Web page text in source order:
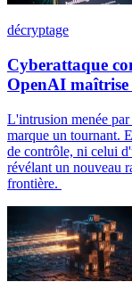
décryptage
Cyberattaque
OpenAI maîtrise
L'intrusion menée
marque un tournant.
de contrôle, ni celui
révélant un nouveau
frontière.